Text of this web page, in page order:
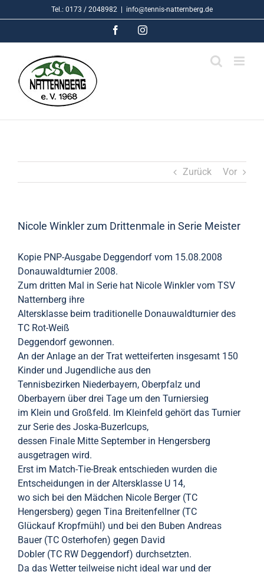
to
Tel.: 0173 / 2048982 info@tennis-natternberg.de
FacebookInstagram
Zurück Vor
Nicole Winkler zum Drittenmale in Serie Meister
Kopie PNP-Ausgabe Deggendorf vom 15.08.2008
Donauwaldturnier 2008.
Zum dritten Mal in Serie hat Nicole Winkler vom TSV
Natternberg ihre
Altersklasse beim traditionelle Donauwaldturnier des
TC Rot-Weiß
Deggendorf gewonnen.
An der Anlage an der Trat wetteiferten insgesamt 150
Kinder und Jugendliche aus den
Tennisbezirken Niederbayern, Oberpfalz und
Oberbayern über drei Tage um den Turniersieg
im Klein und Großfeld. Im Kleinfeld gehört das Turnier
zur Serie des Joska-Buzerlcups,
dessen Finale Mitte September in Hengersberg
ausgetragen wird.
Erst im Match-Tie-Break entschieden wurden die
Entscheidungen in der Altersklasse U 14,
wo sich bei den Mädchen Nicole Berger (TC
Hengersberg) gegen Tina Breitenfellner (TC
Glückauf Kropfmühl) und bei den Buben Andreas
Bauer (TC Osterhofen) gegen David
Dobler (TC RW Deggendorf) durchsetzten.
Da das Wetter teilweise nicht ideal war und der